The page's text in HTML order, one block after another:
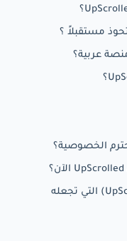
أهم مميزات أبسكرولد (UpScrolled) التي تجعله